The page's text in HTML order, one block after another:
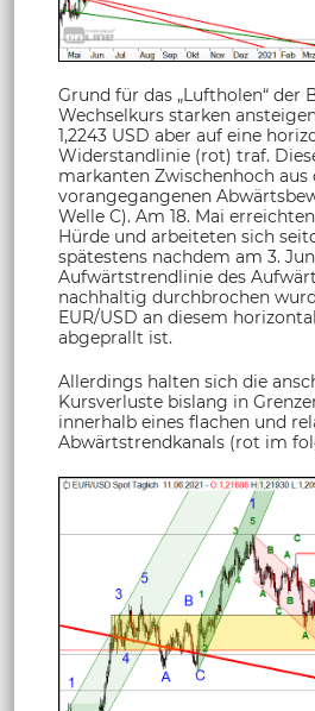
Grund für das „Luftholen“ der
Wechselkurs starken
1,2243 USD aber auf eine
Widerstandlinie (rot) traf.
markanten Zwischenhoch aus
vorangegangenen
Welle C). Am 18. Mai
Hürde und arbeiteten sich
spätestens nachdem am 3.
Aufwärtstrendlinie des
nachhaltig durchbrochen
EUR/USD an diesem
abgeprallt ist.
Allerdings halten sich die
Kursverluste bislang in
innerhalb eines flachen und
Abwärtstrendkanals (rot im